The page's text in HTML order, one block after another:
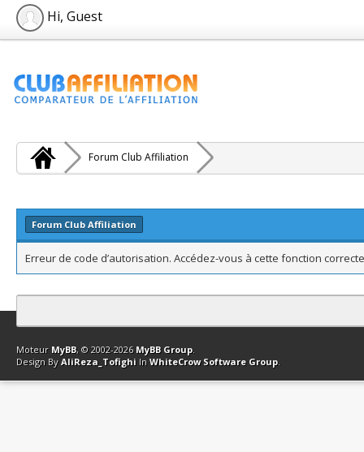
Hi, Guest
Forum Club Affiliation
Forum Club Affiliation
Erreur de code d’autorisation. Accédez-vous à cette fonction
Contact Club Affiliation Retourner en haut Version bas-débit
Moteur MyBB, © 2002-2026 MyBB Group.
Design By AliReza_Tofighi In WhiteCrow Software Group.